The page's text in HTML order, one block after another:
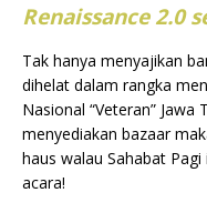
Renaissance 2.0
Tak hanya menyajikan
dihelat dalam rangka
Nasional “Veteran”
menyediakan bazaar
haus walau Sahabat
acara!